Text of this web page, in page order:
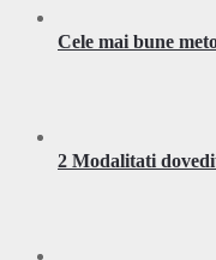
Cele mai bune
2 Modalitati